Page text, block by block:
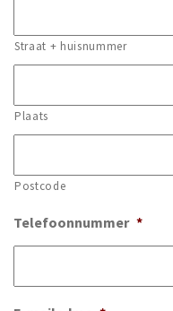
Straat + huisnummer
Plaats
Postcode
Telefoonnummer *